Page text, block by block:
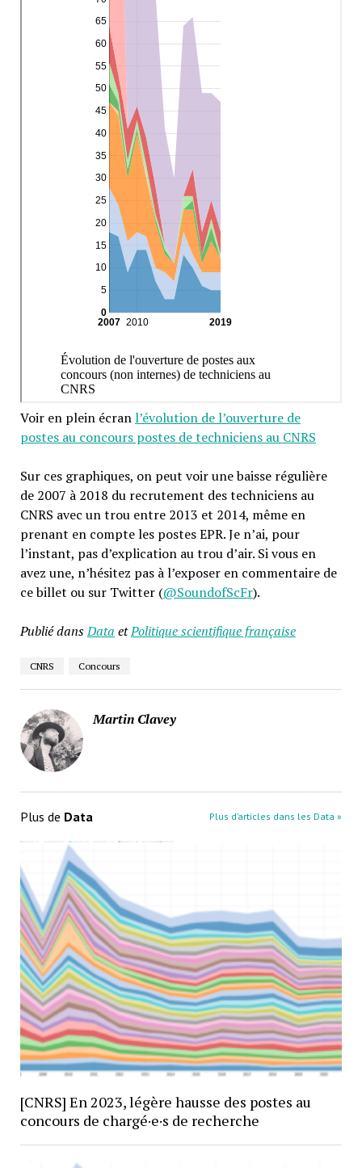
Voir en plein écranl’évolution de l’ouverture de
postes au concours postes de techniciens au CNRS
Sur ces graphiques, on peut voir une baisse régulière
de 2007 à 2018 du recrutement des techniciens au
CNRS avec un trou entre 2013 et 2014, même en
prenant en compte les postes EPR. Je n’ai, pour
l’instant, pas d’explication au trou d’air. Si vous en
avez une, n’hésitez pas à l’exposer en commentaire de
ce billet ou sur Twitter (@SoundofScFr).
Publié dansData etPolitique scientifique française
CNRS Concours
Martin Clavey
Plus de Data Plus d’articles dans les Data »
[CNRS] En 2023, légère hausse des postes au
concours de chargé·e·s de recherche